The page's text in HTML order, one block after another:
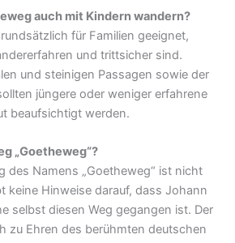
auch mit Kindern wandern?
für Familien geeignet,
und trittsicher sind.
und steinigen Passagen sowie der
jüngere oder weniger erfahrene
beaufsichtigt werden.
„Goetheweg“?
des Namens „Goetheweg“ ist nicht
keine Hinweise darauf, dass Johann
selbst diesen Weg gegangen ist. Der
zu Ehren des berühmten deutschen